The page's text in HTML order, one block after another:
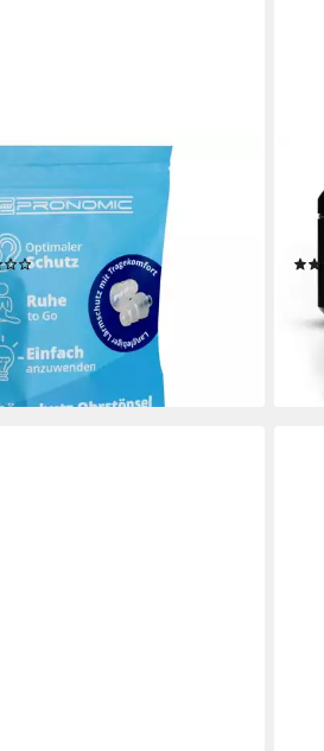
E25 Ohrstöpsel
25dB, Gehörschutz
Larm, wiederverwendbar
(1)
€
- in 2-3 Werktagen bei dir
®
-